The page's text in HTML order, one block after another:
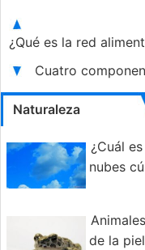
¿Qué es la red
Cuatro
Naturaleza
¿Cuál
nubes
de la piel